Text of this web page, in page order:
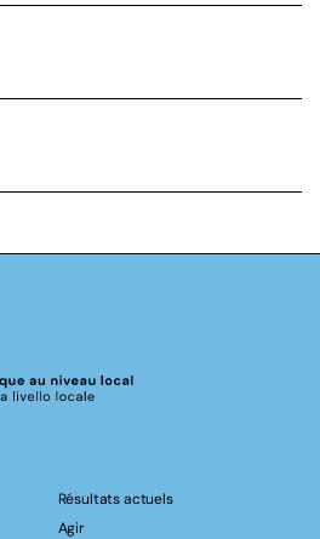
Résultats actuels
Agir